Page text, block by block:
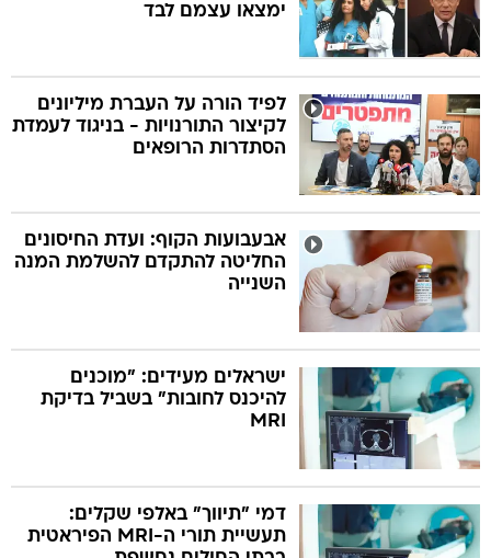
ימצאו עצמם לבד
לפיד הורה על העברת מיליונים
לקיצור התורנויות - בניגוד לעמדת
הסתדרות הרופאים
אבעבועות הקוף: ועדת החיסונים
החליטה להתקדם להשלמת המנה
השנייה
ישראלים מעידים: "מוכנים
להיכנס לחובות" בשביל בדיקת
MRI
דמי "תיווך" באלפי שקלים:
תעשיית תורי ה-MRI הפיראטית